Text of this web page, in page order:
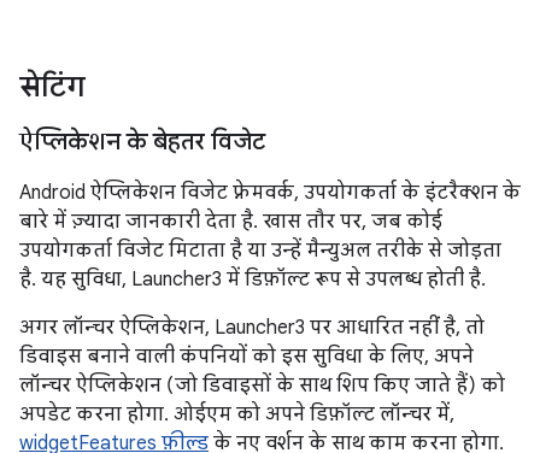
सेटिंग
ऐप्लिकेशन के बेहतर विजेट
Android ऐप्लिकेशन विजेट फ़्रेमवर्क, उपयोगकर्ता के इंटरैक्शन के
बारे में ज़्यादा जानकारी देता है. खास तौर पर, जब कोई
उपयोगकर्ता विजेट मिटाता है या उन्हें मैन्युअल तरीके से जोड़ता
है. यह सुविधा, Launcher3 में डिफ़ॉल्ट रूप से उपलब्ध होती है.
अगर लॉन्चर ऐप्लिकेशन, Launcher3 पर आधारित नहीं है, तो
डिवाइस बनाने वाली कंपनियों को इस सुविधा के लिए, अपने
लॉन्चर ऐप्लिकेशन (जो डिवाइसों के साथ शिप किए जाते हैं) को
अपडेट करना होगा. ओईएम को अपने डिफ़ॉल्ट लॉन्चर में,
widgetFeatures फ़ील्ड के नए वर्शन के साथ काम करना होगा.